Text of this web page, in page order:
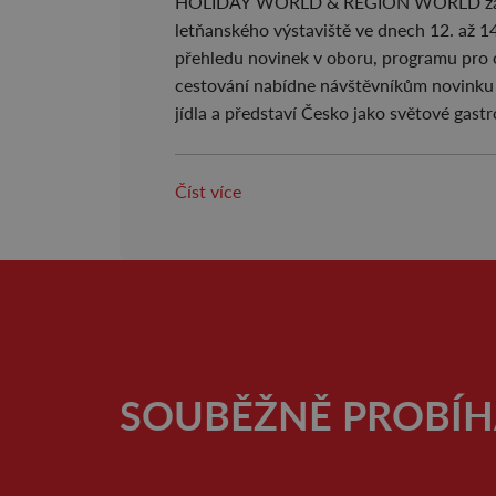
letňanského výstaviště ve dnech 12. až
přehledu novinek v oboru, programu
cestování nabídne návštěvníkům
jídla a představí Česko jako světové
Číst více
SOUBĚŽNĚ